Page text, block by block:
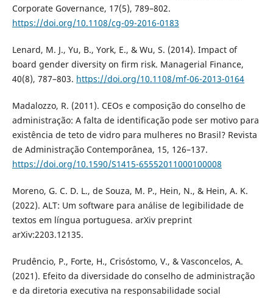
Corporate Governance, 17(5), 789–802.
https://doi.org/10.1108/cg-09-2016-0183
Lenard, M. J., Yu, B., York, E., & Wu, S. (2014). Impact of
board gender diversity on firm risk. Managerial Finance,
40(8), 787–803. https://doi.org/10.1108/mf-06-2013-0164
Madalozzo, R. (2011). CEOs e composição do conselho de
administração: A falta de identificação pode ser motivo para
existência de teto de vidro para mulheres no Brasil? Revista
de Administração Contemporânea, 15, 126–137.
https://doi.org/10.1590/S1415-65552011000100008
Moreno, G. C. D. L., de Souza, M. P., Hein, N., & Hein, A. K.
(2022). ALT: Um software para análise de legibilidade de
textos em língua portuguesa. arXiv preprint
arXiv:2203.12135.
Prudêncio, P., Forte, H., Crisóstomo, V., & Vasconcelos, A.
(2021). Efeito da diversidade do conselho de administração
e da diretoria executiva na responsabilidade social